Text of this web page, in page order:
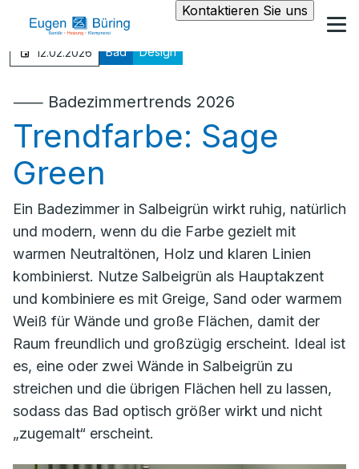
Kontaktieren Sie uns
12.02.2026 Bad Design
⸺ Badezimmertrends 2026
Trendfarbe: Sage
Green
Ein Badezimmer in Salbeigrün wirkt ruhig, natürlich
und modern, wenn du die Farbe gezielt mit
warmen Neutraltönen, Holz und klaren Linien
kombinierst. Nutze Salbeigrün als Hauptakzent
und kombiniere es mit Greige, Sand oder warmem
Weiß für Wände und große Flächen, damit der
Raum freundlich und großzügig erscheint. Ideal ist
es, eine oder zwei Wände in Salbeigrün zu
streichen und die übrigen Flächen hell zu lassen,
sodass das Bad optisch größer wirkt und nicht
„zugemalt“ erscheint.